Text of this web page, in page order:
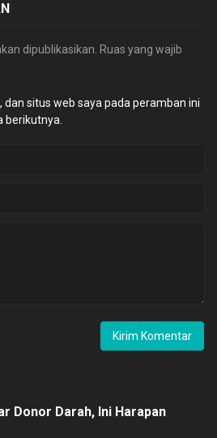
dipublikasikan. Ruas yang wajib
dan situs web saya pada peramban ini
berikutnya.
Donor Darah, Ini Harapan